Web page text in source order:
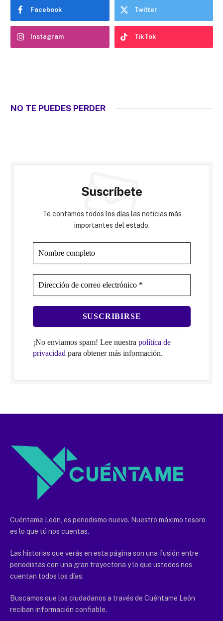
Facebook Twitter
Instagram TikTok
NO TE PUEDES PERDER
Suscríbete
Te contamos todos los días las noticias más
importantes del estado.
¡No enviamos spam! Lee nuestra política de
privacidad para obtener más información.
Cuéntame León, es periodismo nuevo. Nuestro máximo tesoro
es lo que tú nos cuentas.
Las historias que verás en esta página son una fusión entre
periodistas con una gran trayectoria y lo que ustedes nos
cuentan todos los días.
Buscamos que los ciudadanos a través de Cuéntame León
reciban información confiable.